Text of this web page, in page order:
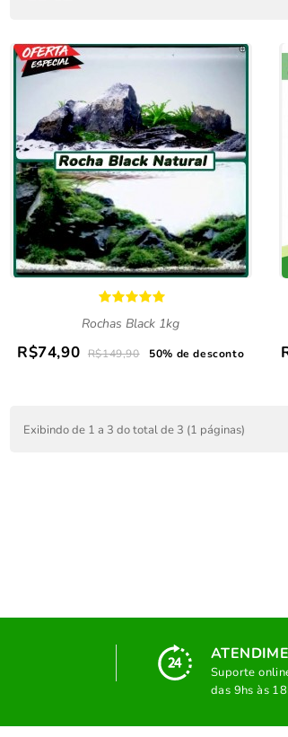
Rochas Black 1kg
R$74,90 R$149,90 50% de desconto
Exibindo de 1 a 3 do total de 3 (1 páginas)
Suporte
das 9hs às